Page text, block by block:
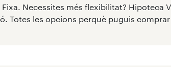
Necessites més flexibilitat? Hipoteca
Totes les opcions perquè puguis